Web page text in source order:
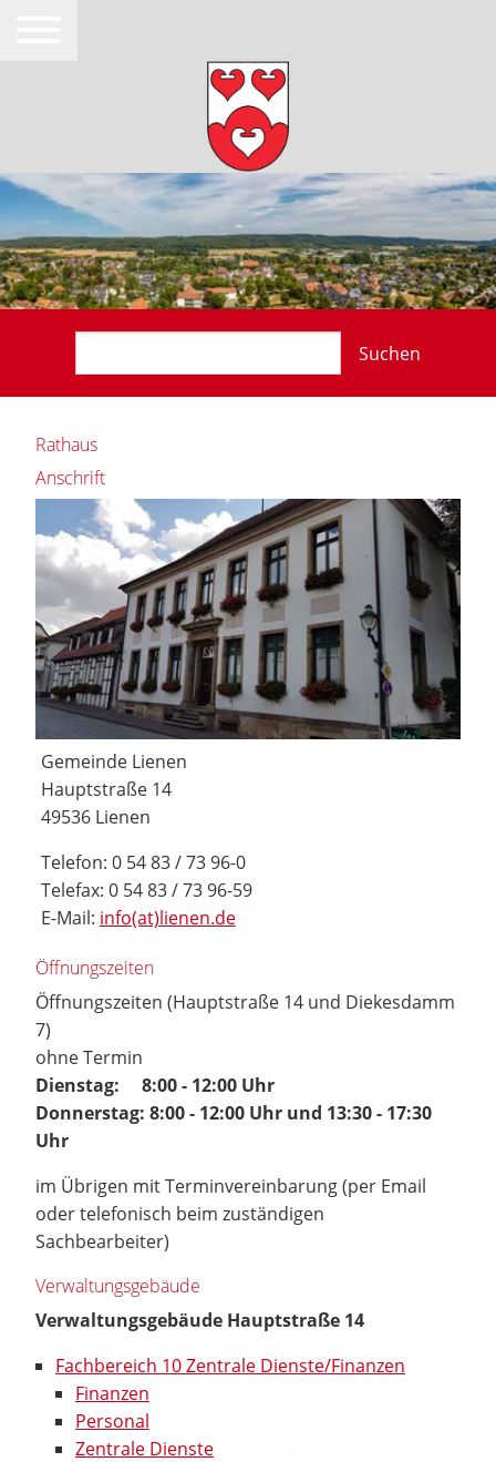
Suchen
Rathaus
Anschrift
Gemeinde Lienen
Hauptstraße 14
49536 Lienen
Telefon: 0 54 83 / 73 96-0
Telefax: 0 54 83 / 73 96-59
E-Mail: info(at)lienen.de
Öffnungszeiten
Öffnungszeiten (Hauptstraße 14 und Diekesdamm
7)
ohne Termin
Dienstag: 8:00 - 12:00 Uhr
Donnerstag: 8:00 - 12:00 Uhr und 13:30 - 17:30
Uhr
im Übrigen mit Terminvereinbarung (per Email
oder telefonisch beim zuständigen
Sachbearbeiter)
Verwaltungsgebäude
Verwaltungsgebäude Hauptstraße 14
Fachbereich 10 Zentrale Dienste/Finanzen
Finanzen
Personal
Zentrale Dienste